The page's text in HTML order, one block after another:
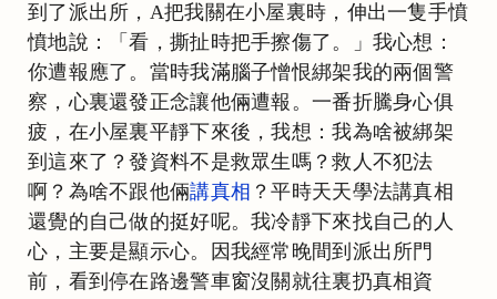
到了派出所，A把我關在小屋裏時，伸出一隻手憤
憤地說：「看，撕扯時把手擦傷了。」我心想：
你遭報應了。當時我滿腦子憎恨綁架我的兩個警
察，心裏還發正念讓他倆遭報。一番折騰身心俱
疲，在小屋裏平靜下來後，我想：我為啥被綁架
到這來了？發資料不是救眾生嗎？救人不犯法
啊？為啥不跟他倆講真相 ？平時天天學法講真相
還覺的自己做的挺好呢。我冷靜下來找自己的人
心，主要是顯示心。因我經常晚間到派出所門
前，看到停在路邊警車窗沒關就往裏扔真相資